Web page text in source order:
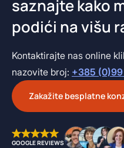
saznajte kako
podići na višu
Kontaktirajte nas online
nazovite broj: +385
Zakažite besplatne
GOOGLE REVIEWS